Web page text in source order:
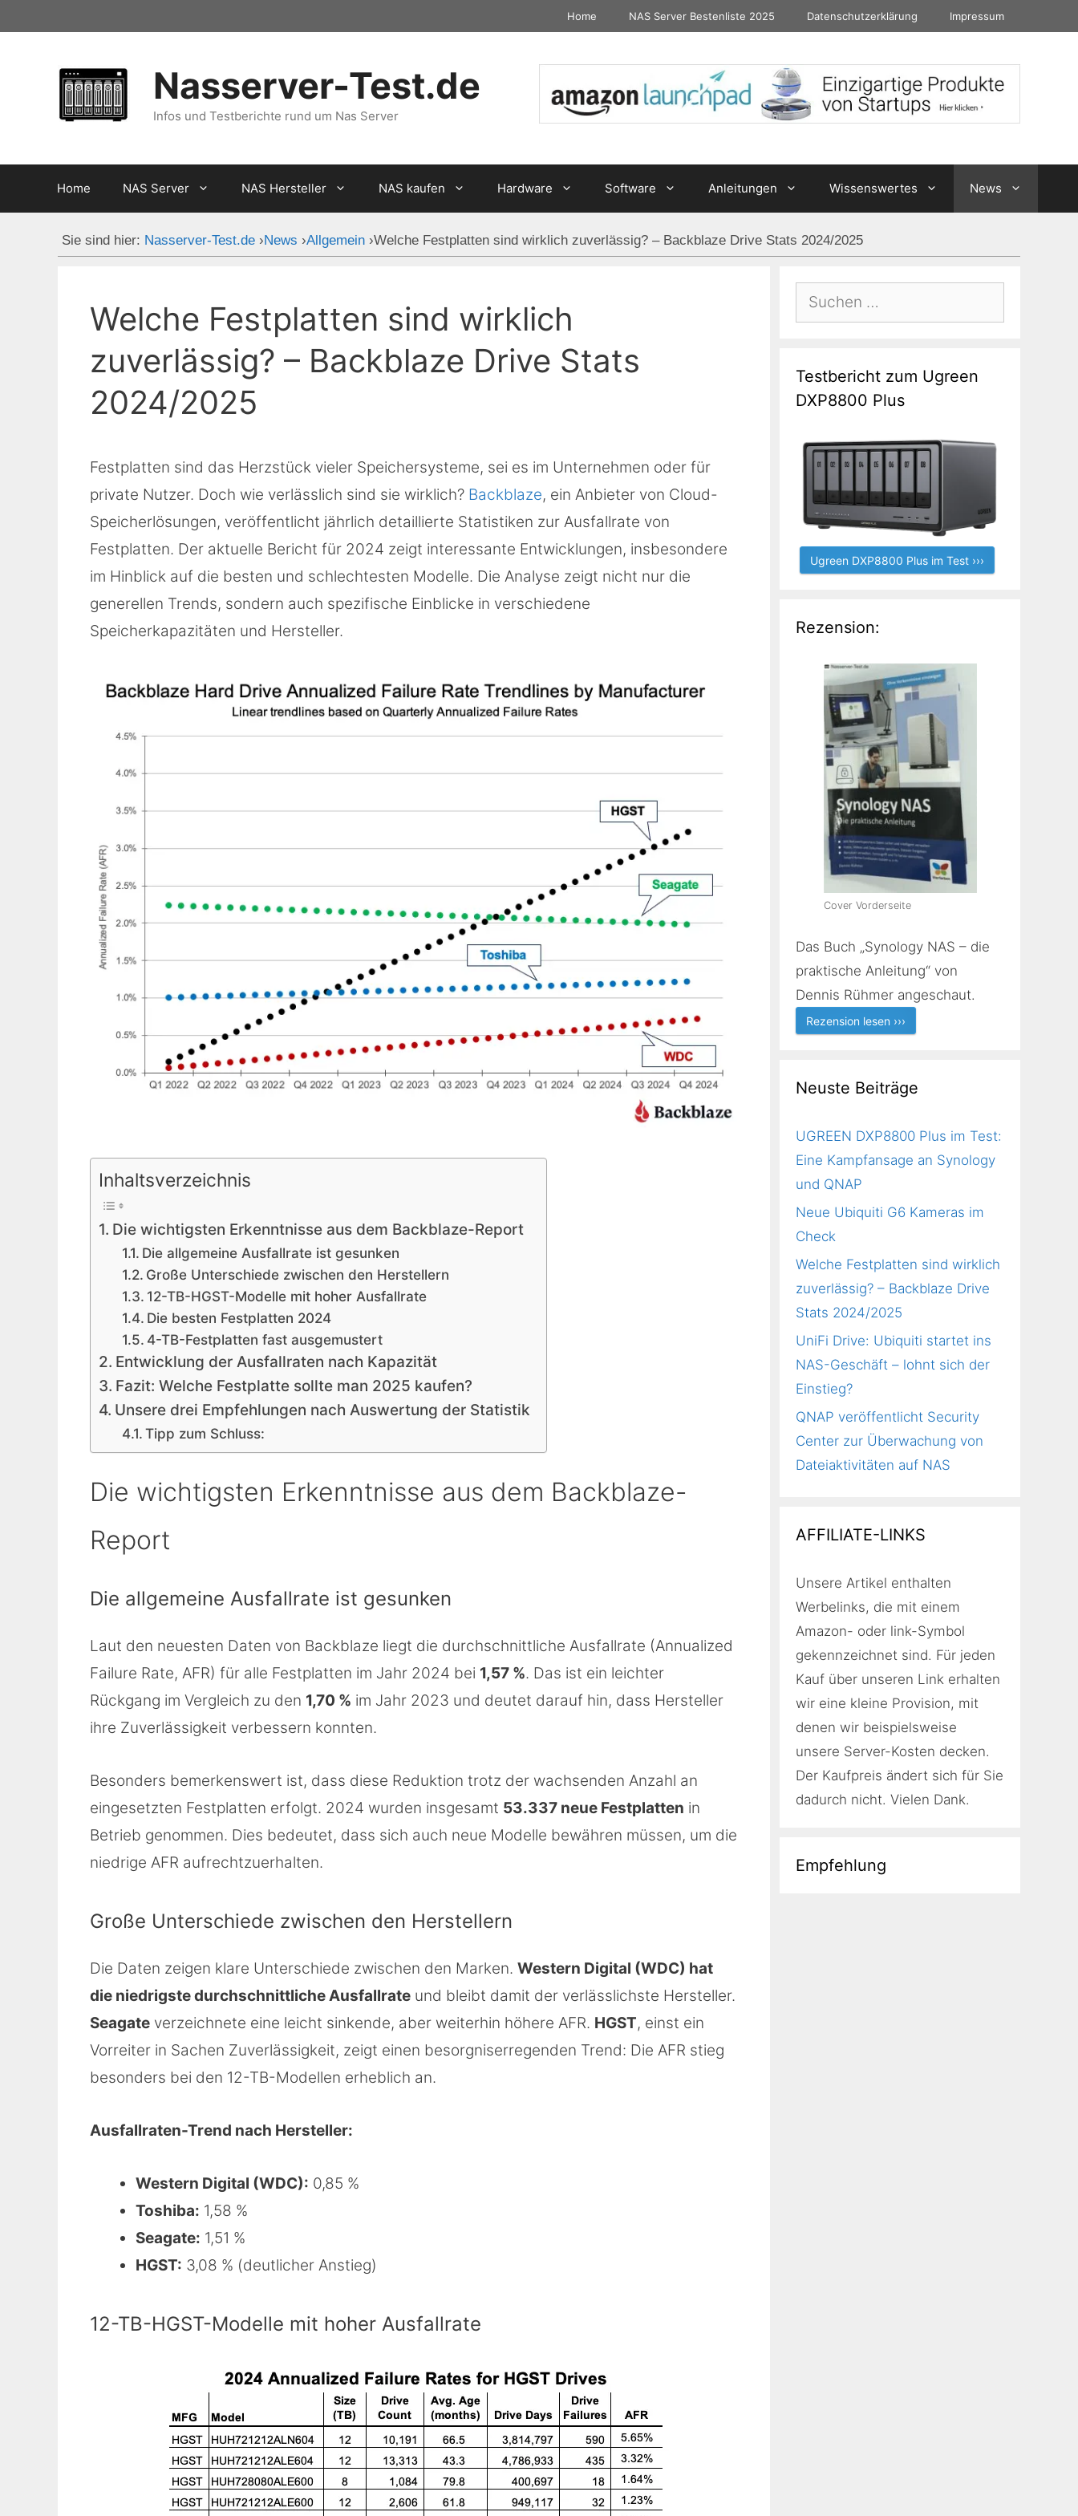
springen
Home NAS Server Bestenliste 2025 Datenschutzerklärung Impressum
Nasserver-Test.de
Infos und Testberichte rund um Nas Server
Home NAS Server NAS Hersteller NAS kaufen Hardware Software Anleitungen Wissenswertes News
Sie sind hier: Nasserver-Test.de ›News ›Allgemein ›Welche Festplatten sind wirklich zuverlässig? – Backblaze Drive Stats 2024/2025
Welche Festplatten sind wirklich
zuverlässig? – Backblaze Drive Stats
2024/2025
Festplatten sind das Herzstück vieler Speichersysteme, sei es im Unternehmen oder für
private Nutzer. Doch wie verlässlich sind sie wirklich? Backblaze, ein Anbieter von Cloud-
Speicherlösungen, veröffentlicht jährlich detaillierte Statistiken zur Ausfallrate von
Festplatten. Der aktuelle Bericht für 2024 zeigt interessante Entwicklungen, insbesondere
im Hinblick auf die besten und schlechtesten Modelle. Die Analyse zeigt nicht nur die
generellen Trends, sondern auch spezifische Einblicke in verschiedene
Speicherkapazitäten und Hersteller.
Inhaltsverzeichnis
Die wichtigsten Erkenntnisse aus dem Backblaze-Report
Die allgemeine Ausfallrate ist gesunken
Große Unterschiede zwischen den Herstellern
12-TB-HGST-Modelle mit hoher Ausfallrate
Die besten Festplatten 2024
4-TB-Festplatten fast ausgemustert
Entwicklung der Ausfallraten nach Kapazität
Fazit: Welche Festplatte sollte man 2025 kaufen?
Unsere drei Empfehlungen nach Auswertung der Statistik
Tipp zum Schluss:
Die wichtigsten Erkenntnisse aus dem Backblaze-
Report
Die allgemeine Ausfallrate ist gesunken
Laut den neuesten Daten von Backblaze liegt die durchschnittliche Ausfallrate (Annualized
Failure Rate, AFR) für alle Festplatten im Jahr 2024 bei 1,57 %. Das ist ein leichter
Rückgang im Vergleich zu den 1,70 % im Jahr 2023 und deutet darauf hin, dass Hersteller
ihre Zuverlässigkeit verbessern konnten.
Besonders bemerkenswert ist, dass diese Reduktion trotz der wachsenden Anzahl an
eingesetzten Festplatten erfolgt. 2024 wurden insgesamt 53.337 neue Festplatten in
Betrieb genommen. Dies bedeutet, dass sich auch neue Modelle bewähren müssen, um die
niedrige AFR aufrechtzuerhalten.
Große Unterschiede zwischen den Herstellern
Die Daten zeigen klare Unterschiede zwischen den Marken. Western Digital (WDC) hat
die niedrigste durchschnittliche Ausfallrate und bleibt damit der verlässlichste Hersteller.
Seagate verzeichnete eine leicht sinkende, aber weiterhin höhere AFR. HGST, einst ein
Vorreiter in Sachen Zuverlässigkeit, zeigt einen besorgniserregenden Trend: Die AFR stieg
besonders bei den 12-TB-Modellen erheblich an.
Ausfallraten-Trend nach Hersteller:
Western Digital (WDC): 0,85 %
Toshiba: 1,58 %
Seagate: 1,51 %
HGST: 3,08 % (deutlicher Anstieg)
12-TB-HGST-Modelle mit hoher Ausfallrate
Suchen
nach:
Testbericht zum Ugreen
DXP8800 Plus
Ugreen DXP8800 Plus im Test ›››
Rezension:
Cover Vorderseite
Das Buch „Synology NAS – die
praktische Anleitung“ von
Dennis Rühmer angeschaut.
Rezension lesen ›››
Neuste Beiträge
UGREEN DXP8800 Plus im Test:
Eine Kampfansage an Synology
und QNAP
Neue Ubiquiti G6 Kameras im
Check
Welche Festplatten sind wirklich
zuverlässig? – Backblaze Drive
Stats 2024/2025
UniFi Drive: Ubiquiti startet ins
NAS-Geschäft – lohnt sich der
Einstieg?
QNAP veröffentlicht Security
Center zur Überwachung von
Dateiaktivitäten auf NAS
AFFILIATE-LINKS
Unsere Artikel enthalten
Werbelinks, die mit einem
Amazon- oder link-Symbol
gekennzeichnet sind. Für jeden
Kauf über unseren Link erhalten
wir eine kleine Provision, mit
denen wir beispielsweise
unsere Server-Kosten decken.
Der Kaufpreis ändert sich für Sie
dadurch nicht. Vielen Dank.
Empfehlung